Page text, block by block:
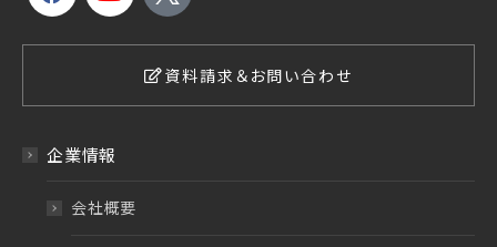
資料請求＆お問い合わせ
企業情報
会社概要